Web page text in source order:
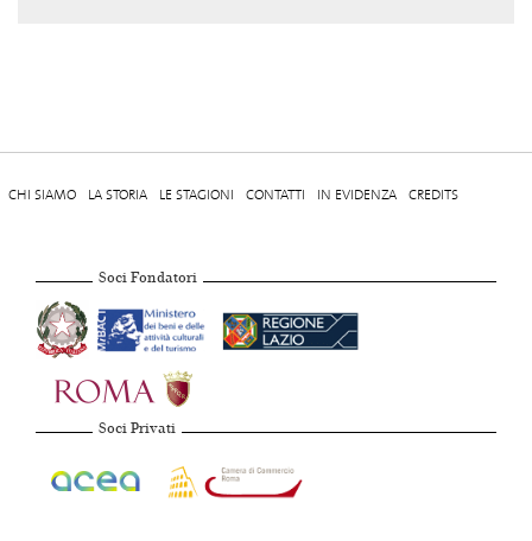
CHI SIAMO LA STORIA LE STAGIONI CONTATTI IN EVIDENZA CREDITS
Soci Fondatori
Soci Privati